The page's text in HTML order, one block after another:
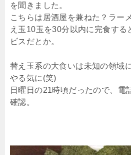
を聞きました。
こちらは居酒屋を兼ねた？ラー
え玉10玉を30分以内に完食する
ビスだとか。
替え玉系の大食いは未知の領域
やる気に(笑)
日曜日の21時頃だったので、電
確認。